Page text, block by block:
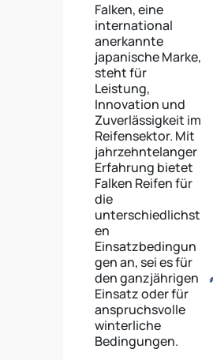
Falken, eine
international
anerkannte
japanische Marke,
steht für
Leistung,
Innovation und
Zuverlässigkeit im
Reifensektor. Mit
jahrzehntelanger
Erfahrung bietet
Falken Reifen für
die
unterschiedlichst
en
Einsatzbedingun
gen an, sei es für
den ganzjährigen
Einsatz oder für
anspruchsvolle
winterliche
Bedingungen.